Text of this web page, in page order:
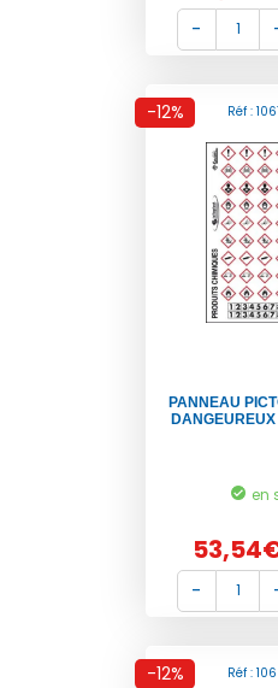
-12% Réf :
PANNEAU
en
-12% Réf :